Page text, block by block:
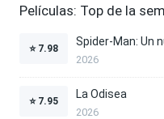
Películas: Top de la
⭐ 7.98
Spider-Man: Un
2026
⭐ 7.95
La Odisea
2026